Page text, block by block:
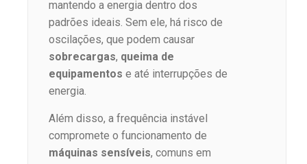
mantendo a energia dentro dos
padrões ideais. Sem ele, há risco de
oscilações, que podem causar
sobrecargas, queima de
equipamentos e até interrupções de
energia.
Além disso, a frequência instável
compromete o funcionamento de
máquinas sensíveis, comuns em